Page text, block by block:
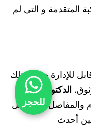
المتقدمة و التى لم
للإدارة حين تمتلك
الدكتور هشام
والمفاصل يقدّم لكل
أحدث
للحجز